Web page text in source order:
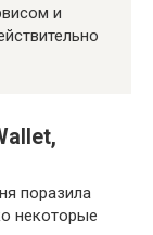
и
поразила
некоторые